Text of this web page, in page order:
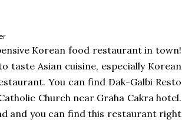
Korean food restaurant in town!
taste Asian cuisine, especially Korean
You can find Dak-Galbi Resto
Church near Graha Cakra hotel.
and you can find this restaurant right